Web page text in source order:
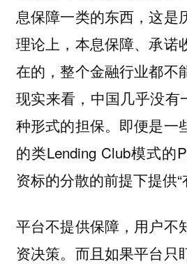
息保障一类的东西，这是
理论上，本息保障、承诺
在的，整个金融行业都不
现实来看，中国几乎没有
种形式的担保。即便是一
的类Lending Club模式的
资标的分散的前提下提供“
平台不提供保障，用户不
资决策。而且如果平台只